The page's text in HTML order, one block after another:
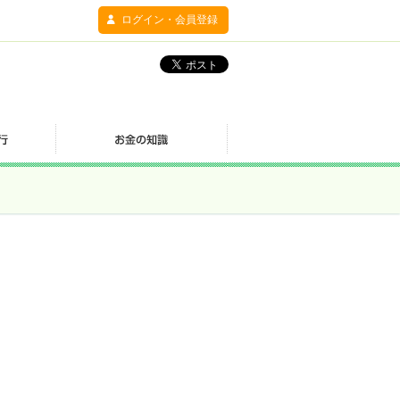
ログイン・会員登録